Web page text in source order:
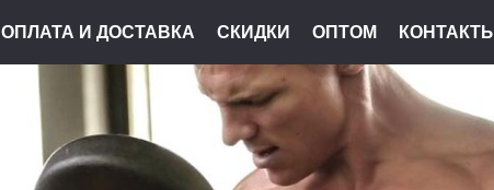
ОПЛАТА И ДОСТАВКА СКИДКИ ОПТОМ КОНТАКТЫ